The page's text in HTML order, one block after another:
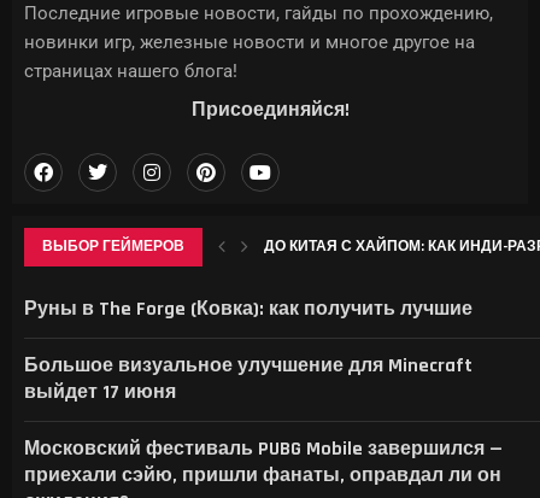
ВЫБОР ГЕЙМЕРОВ ДО КИТАЯ С ХАЙПОМ: КАК ИНДИ-
Руны в The Forge (Ковка): как получить лучшие
Большое визуальное улучшение для Minecraft
выйдет 17 июня
Московский фестиваль PUBG Mobile завершился —
приехали сэйю, пришли фанаты, оправдал ли он
Последние игровые новости, гайды по прохождению,
новинки игр, железные новости и многое другое на
страницах нашего блога!
Присоединяйся!